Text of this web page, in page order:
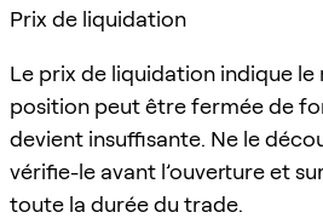
Prix de liquidation
Le prix de liquidation indique le
position peut être fermée de
devient insuffisante. Ne le
vérifie-le avant l’ouverture et
toute la durée du trade.